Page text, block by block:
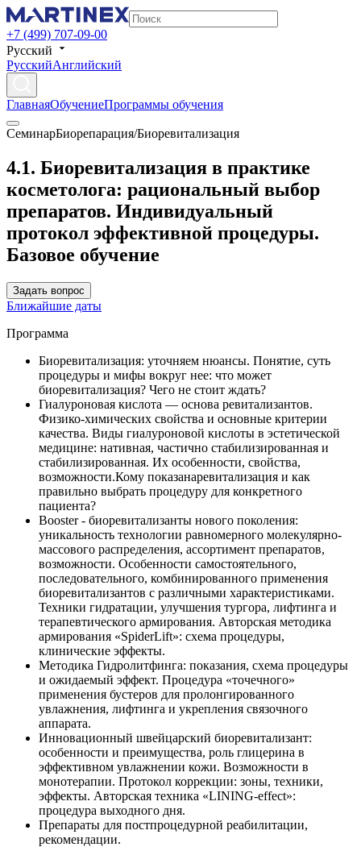
+7 (499) 707-09-00
Русский
РусскийАнглийский
ГлавнаяОбучениеПрограммы обучения
СеминарБиорепарация/Биоревитализация
4.1. Биоревитализация в практике
косметолога: рациональный выбор
препаратов. Индивидуальный
протокол эффективной процедуры.
Базовое обучение
Задать вопрос
Ближайшие даты
Программа
Биоревитализация: уточняем нюансы. Понятие, суть
процедуры и мифы вокруг нее: что может
биоревитализация? Чего не стоит ждать?
Гиалуроновая кислота — основа ревитализантов.
Физико-химических свойства и основные критерии
качества. Виды гиалуроновой кислоты в эстетической
медицине: нативная, частично стабилизированная и
стабилизированная. Их особенности, свойства,
возможности.Кому показанаревитализация и как
правильно выбрать процедуру для конкретного
пациента?
Booster - биоревитализанты нового поколения:
уникальность технологии равномерного молекулярно-
массового распределения, ассортимент препаратов,
возможности. Особенности самостоятельного,
последовательного, комбинированного применения
биоревитализантов с различными характеристиками.
Техники гидратации, улучшения тургора, лифтинга и
терапевтического армирования. Авторская методика
армирования «SpiderLift»: схема процедуры,
клинические эффекты.
Методика Гидролитфинга: показания, схема процедуры
и ожидаемый эффект. Процедура «точечного»
применения бустеров для пролонгированного
увлажнения, лифтинга и укрепления связочного
аппарата.
Инновационный швейцарский биоревитализант:
особенности и преимущества, роль глицерина в
эффективном увлажнении кожи. Возможности в
монотерапии. Протокол коррекции: зоны, техники,
эффекты. Авторская техника «LINING-effect»:
процедура выходного дня.
Препараты для постпроцедурной реабилитации,
рекомендации.